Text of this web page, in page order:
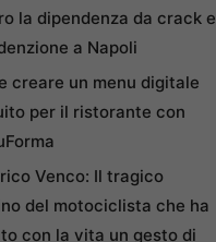
la dipendenza da crack e
a Napoli
creare un menu digitale
per il ristorante con
Venco: Il tragico
del motociclista che ha
con la vita un gesto di